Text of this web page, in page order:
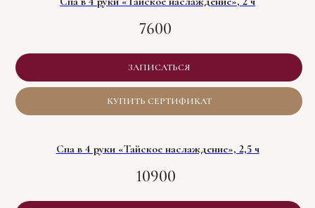
7600
ЗАПИСАТЬСЯ
КУПИТЬ СЕРТИФИКАТ
Спа в 4 руки «Тайское наслаждение», 2,5 ч
10900